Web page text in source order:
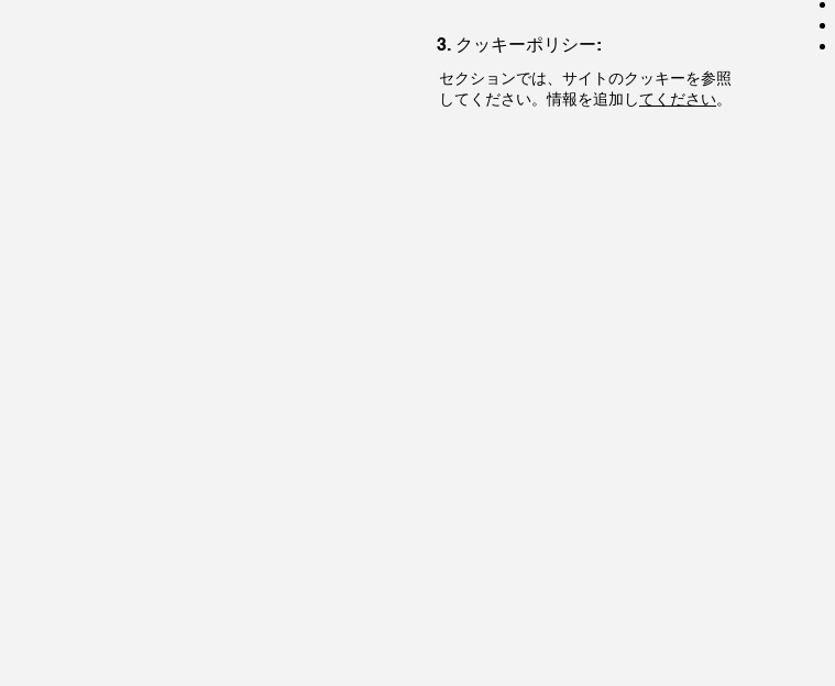
3. クッキーポリシー:
セクションでは、サイトのクッキーを参照
してください。情報を追加してください。